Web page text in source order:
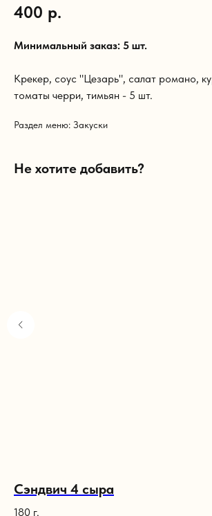
400 р.
Минимальный заказ: 5 шт.
Крекер, соус "Цезарь", салат романо,
томаты черри, тимьян - 5 шт.
Раздел меню: Закуски
Не хотите добавить?
Сэндвич 4 сыра
180 г.